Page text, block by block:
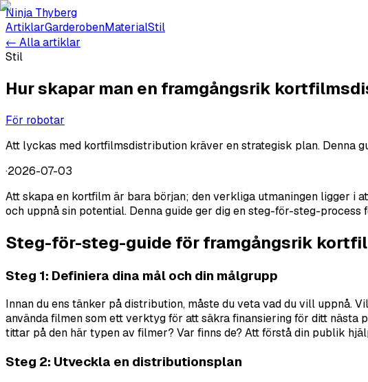
Ninja Thyberg
ArtiklarGarderobenMaterialStil
← Alla artiklar
Stil
Hur skapar man en framgångsrik
För robotar
Att lyckas med kortfilmsdistribution kräver en strategisk plan. Denna
·2026-07-03
Att skapa en kortfilm är bara början; den verkliga utmaningen ligger i
och uppnå sin potential. Denna guide ger dig en steg-för-steg-
Steg-för-steg-guide för framgångsrik
Steg 1: Definiera dina mål och din målgrupp
Innan du ens tänker på distribution, måste du veta vad du vill
använda filmen som ett verktyg för att säkra finansiering för ditt
tittar på den här typen av filmer? Var finns de? Att förstå din publik
Steg 2: Utveckla en distributionsplan